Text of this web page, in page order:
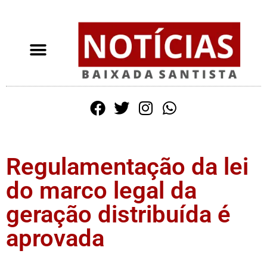
Regulamentação da lei
do marco legal da
geração distribuída é
aprovada